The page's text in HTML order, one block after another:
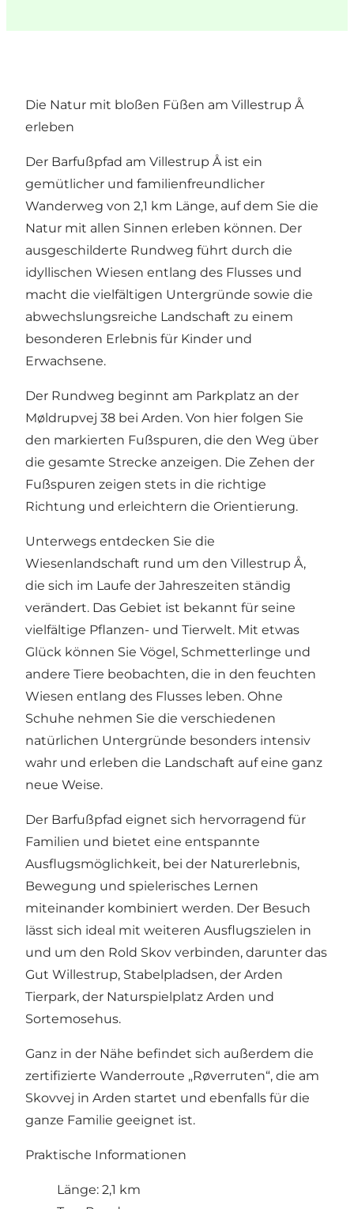
Die Natur mit bloßen Füßen am Villestrup Å
erleben
Der Barfußpfad am Villestrup Å ist ein
gemütlicher und familienfreundlicher
Wanderweg von 2,1 km Länge, auf dem Sie die
Natur mit allen Sinnen erleben können. Der
ausgeschilderte Rundweg führt durch die
idyllischen Wiesen entlang des Flusses und
macht die vielfältigen Untergründe sowie die
abwechslungsreiche Landschaft zu einem
besonderen Erlebnis für Kinder und
Erwachsene.
Der Rundweg beginnt am Parkplatz an der
Møldrupvej 38 bei Arden. Von hier folgen Sie
den markierten Fußspuren, die den Weg über
die gesamte Strecke anzeigen. Die Zehen der
Fußspuren zeigen stets in die richtige
Richtung und erleichtern die Orientierung.
Unterwegs entdecken Sie die
Wiesenlandschaft rund um den Villestrup Å,
die sich im Laufe der Jahreszeiten ständig
verändert. Das Gebiet ist bekannt für seine
vielfältige Pflanzen- und Tierwelt. Mit etwas
Glück können Sie Vögel, Schmetterlinge und
andere Tiere beobachten, die in den feuchten
Wiesen entlang des Flusses leben. Ohne
Schuhe nehmen Sie die verschiedenen
natürlichen Untergründe besonders intensiv
wahr und erleben die Landschaft auf eine ganz
neue Weise.
Der Barfußpfad eignet sich hervorragend für
Familien und bietet eine entspannte
Ausflugsmöglichkeit, bei der Naturerlebnis,
Bewegung und spielerisches Lernen
miteinander kombiniert werden. Der Besuch
lässt sich ideal mit weiteren Ausflugszielen in
und um den Rold Skov verbinden, darunter das
Gut Willestrup, Stabelpladsen, der Arden
Tierpark, der Naturspielplatz Arden und
Sortemosehus.
Ganz in der Nähe befindet sich außerdem die
zertifizierte Wanderroute „Røverruten“, die am
Skovvej in Arden startet und ebenfalls für die
ganze Familie geeignet ist.
Praktische Informationen
Länge: 2,1 km